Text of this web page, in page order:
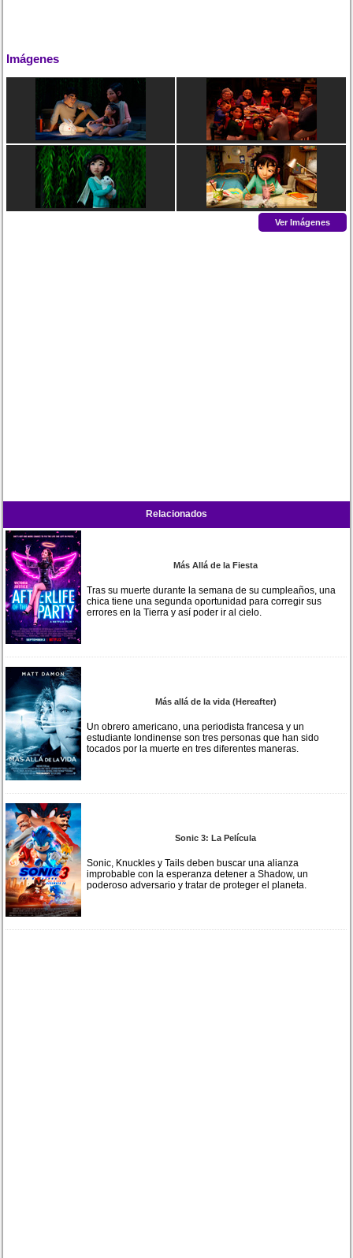
Imágenes
Ver Imágenes
Relacionados
Más Allá de la Fiesta
Tras su muerte durante la semana de su cumpleaños, una
chica tiene una segunda oportunidad para corregir sus
errores en la Tierra y así poder ir al cielo.
Más allá de la vida (Hereafter)
Un obrero americano, una periodista francesa y un
estudiante londinense son tres personas que han sido
tocados por la muerte en tres diferentes maneras.
Sonic 3: La Película
Sonic, Knuckles y Tails deben buscar una alianza
improbable con la esperanza detener a Shadow, un
poderoso adversario y tratar de proteger el planeta.